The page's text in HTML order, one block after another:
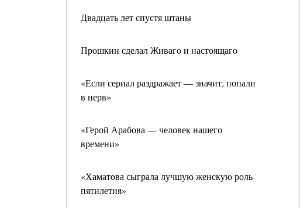
Двадцать лет спустя штаны
Прошкин сделал Живаго и настоящаго
«Если сериал раздражает — значит, попали
в нерв»
«Герой Арабова — человек нашего
времени»
«Хаматова сыграла лучшую женскую роль
пятилетия»